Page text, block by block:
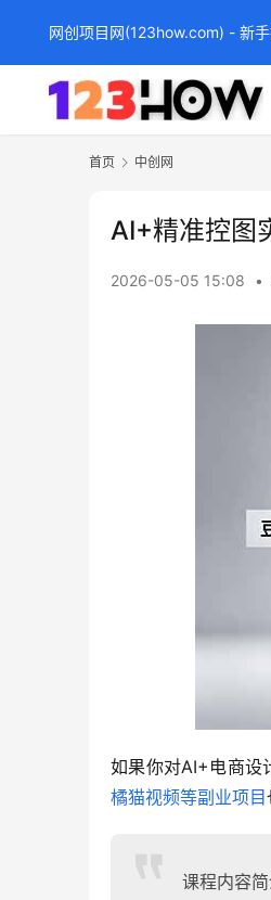
首页 中创网
AI+精准控图
2026-05-05 15:08 •
如果你对AI+电商设
橘猫视频等副业项目
课程内容
网创项目网(123how.com) - 新